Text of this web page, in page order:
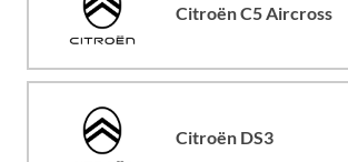
Citroën C5 Aircross
Citroën DS3